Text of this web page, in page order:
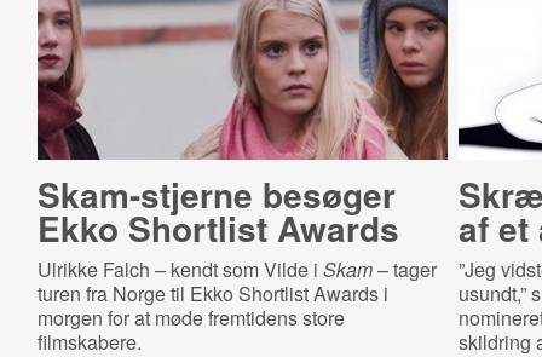
Skam-stjerne besøger
Ekko Shortlist Awards
Ulrikke Falch – kendt som Vilde i Skam– tager
turen fra Norge til Ekko Shortlist Awards i
morgen for at møde fremtidens store
filmskabere.
af
”Jeg
usundt,”
skildring